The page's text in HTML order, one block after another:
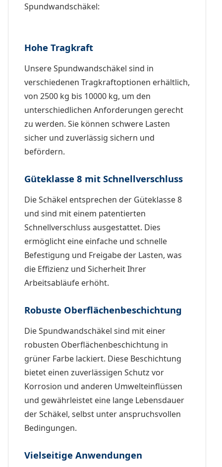
Spundwandschäkel:
Hohe Tragkraft
Unsere Spundwandschäkel sind in
verschiedenen Tragkraftoptionen erhältlich,
von 2500 kg bis 10000 kg, um den
unterschiedlichen Anforderungen gerecht
zu werden. Sie können schwere Lasten
sicher und zuverlässig sichern und
befördern.
Güteklasse 8 mit Schnellverschluss
Die Schäkel entsprechen der Güteklasse 8
und sind mit einem patentierten
Schnellverschluss ausgestattet. Dies
ermöglicht eine einfache und schnelle
Befestigung und Freigabe der Lasten, was
die Effizienz und Sicherheit Ihrer
Arbeitsabläufe erhöht.
Robuste Oberflächenbeschichtung
Die Spundwandschäkel sind mit einer
robusten Oberflächenbeschichtung in
grüner Farbe lackiert. Diese Beschichtung
bietet einen zuverlässigen Schutz vor
Korrosion und anderen Umwelteinflüssen
und gewährleistet eine lange Lebensdauer
der Schäkel, selbst unter anspruchsvollen
Bedingungen.
Vielseitige Anwendungen